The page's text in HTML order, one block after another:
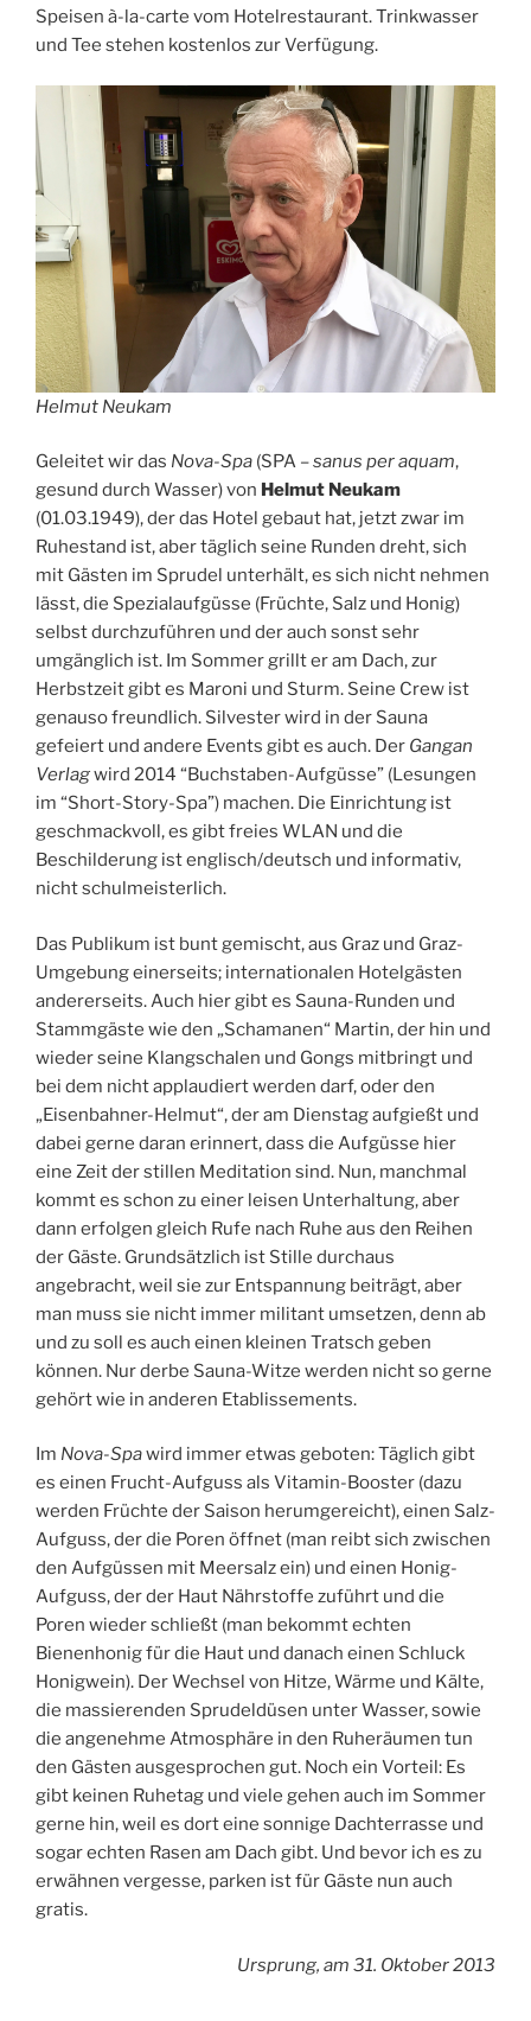
Speisen à-la-carte vom Hotelrestaurant. Trinkwasser
und Tee stehen kostenlos zur Verfügung.
Helmut Neukam
Geleitet wir das Nova-Spa (SPA –sanus per aquam,
gesund durch Wasser) von Helmut Neukam
(01.03.1949), der das Hotel gebaut hat, jetzt zwar im
Ruhestand ist, aber täglich seine Runden dreht, sich
mit Gästen im Sprudel unterhält, es sich nicht nehmen
lässt, die Spezialaufgüsse (Früchte, Salz und Honig)
selbst durchzuführen und der auch sonst sehr
umgänglich ist. Im Sommer grillt er am Dach, zur
Herbstzeit gibt es Maroni und Sturm. Seine Crew ist
genauso freundlich. Silvester wird in der Sauna
gefeiert und andere Events gibt es auch. Der Gangan
Verlagwird 2014 “Buchstaben-Aufgüsse” (Lesungen
im “Short-Story-Spa”) machen. Die Einrichtung ist
geschmackvoll, es gibt freies WLAN und die
Beschilderung ist englisch/deutsch und informativ,
nicht schulmeisterlich.
Das Publikum ist bunt gemischt, aus Graz und Graz-
Umgebung einerseits; internationalen Hotelgästen
andererseits. Auch hier gibt es Sauna-Runden und
Stammgäste wie den „Schamanen“ Martin, der hin und
wieder seine Klangschalen und Gongs mitbringt und
bei dem nicht applaudiert werden darf, oder den
„Eisenbahner-Helmut“, der am Dienstag aufgießt und
dabei gerne daran erinnert, dass die Aufgüsse hier
eine Zeit der stillen Meditation sind. Nun, manchmal
kommt es schon zu einer leisen Unterhaltung, aber
dann erfolgen gleich Rufe nach Ruhe aus den Reihen
der Gäste. Grundsätzlich ist Stille durchaus
angebracht, weil sie zur Entspannung beiträgt, aber
man muss sie nicht immer militant umsetzen, denn ab
und zu soll es auch einen kleinen Tratsch geben
können. Nur derbe Sauna-Witze werden nicht so gerne
gehört wie in anderen Etablissements.
Im Nova-Spawird immer etwas geboten: Täglich gibt
es einen Frucht-Aufguss als Vitamin-Booster (dazu
werden Früchte der Saison herumgereicht), einen Salz-
Aufguss, der die Poren öffnet (man reibt sich zwischen
den Aufgüssen mit Meersalz ein) und einen Honig-
Aufguss, der der Haut Nährstoffe zuführt und die
Poren wieder schließt (man bekommt echten
Bienenhonig für die Haut und danach einen Schluck
Honigwein). Der Wechsel von Hitze, Wärme und Kälte,
die massierenden Sprudeldüsen unter Wasser, sowie
die angenehme Atmosphäre in den Ruheräumen tun
den Gästen ausgesprochen gut. Noch ein Vorteil: Es
gibt keinen Ruhetag und viele gehen auch im Sommer
gerne hin, weil es dort eine sonnige Dachterrasse und
sogar echten Rasen am Dach gibt. Und bevor ich es zu
erwähnen vergesse, parken ist für Gäste nun auch
gratis.
Ursprung, am 31. Oktober 2013